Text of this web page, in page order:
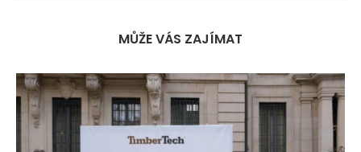
MŮŽE VÁS ZAJÍMAT